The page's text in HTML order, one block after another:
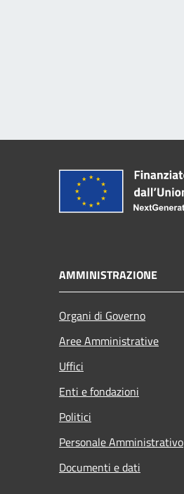
AMMINISTRAZIONE
Organi di Governo
Aree Amministrative
Uffici
Enti e fondazioni
Politici
Personale Amministrativo
Documenti e dati